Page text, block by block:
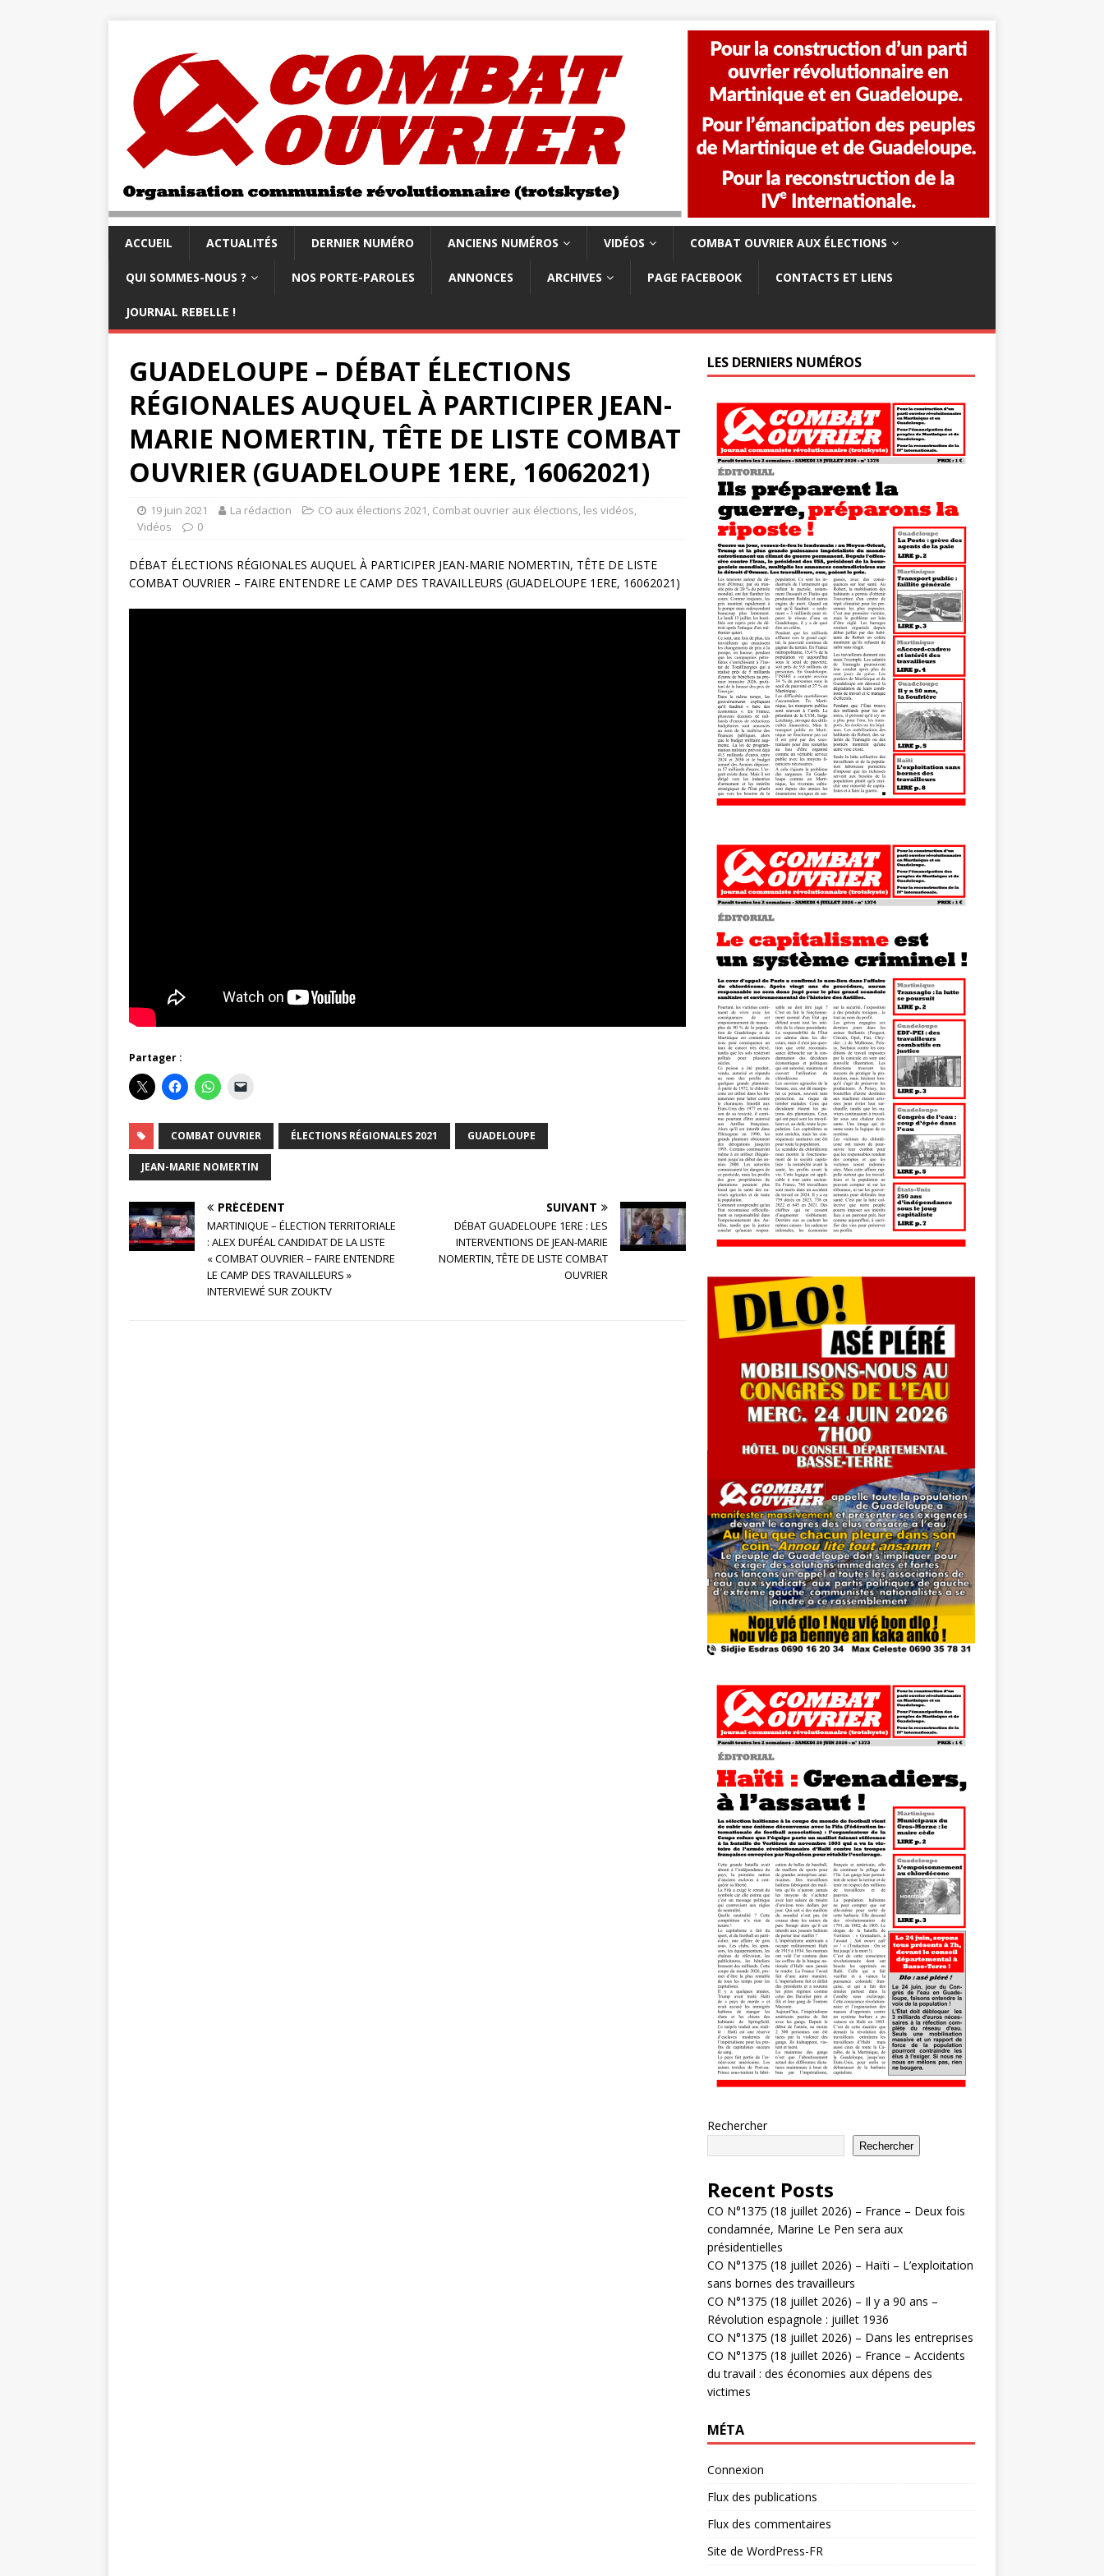
ACCUEIL ACTUALITÉS DERNIER NUMÉRO ANCIENS NUMÉROS VIDÉOS COMBAT OUVRIER AUX ÉLECTIONS
QUI SOMMES-NOUS ? NOS PORTE-PAROLES ANNONCES ARCHIVES PAGE FACEBOOK CONTACTS ET LIENS
JOURNAL REBELLE !
GUADELOUPE – DÉBAT ÉLECTIONS
RÉGIONALES AUQUEL À PARTICIPER JEAN-
MARIE NOMERTIN, TÊTE DE LISTE COMBAT
OUVRIER (GUADELOUPE 1ERE, 16062021)
19 juin 2021 La rédaction CO aux élections 2021, Combat ouvrier aux élections, les vidéos,
Vidéos
0
DÉBAT ÉLECTIONS RÉGIONALES AUQUEL À PARTICIPER JEAN-MARIE NOMERTIN, TÊTE DE LISTE
COMBAT OUVRIER – FAIRE ENTENDRE LE CAMP DES TRAVAILLEURS (GUADELOUPE 1ERE, 16062021)
Partager :
COMBAT OUVRIER ÉLECTIONS RÉGIONALES 2021 GUADELOUPE
JEAN-MARIE NOMERTIN
PRÉCÉDENT
MARTINIQUE – ÉLECTION TERRITORIALE
: ALEX DUFÉAL CANDIDAT DE LA LISTE
« COMBAT OUVRIER – FAIRE ENTENDRE
LE CAMP DES TRAVAILLEURS »
INTERVIEWÉ SUR ZOUKTV
SUIVANT
DÉBAT GUADELOUPE 1ERE : LES
INTERVENTIONS DE JEAN-MARIE
NOMERTIN, TÊTE DE LISTE COMBAT
OUVRIER
LES DERNIERS NUMÉROS
Rechercher
Rechercher
Recent Posts
CO N°1375 (18 juillet 2026) – France – Deux fois
condamnée, Marine Le Pen sera aux
présidentielles
CO N°1375 (18 juillet 2026) – Haïti – L’exploitation
sans bornes des travailleurs
CO N°1375 (18 juillet 2026) – Il y a 90 ans –
Révolution espagnole : juillet 1936
CO N°1375 (18 juillet 2026) – Dans les entreprises
CO N°1375 (18 juillet 2026) – France – Accidents
du travail : des économies aux dépens des
victimes
MÉTA
Connexion
Flux des publications
Flux des commentaires
Site de WordPress-FR